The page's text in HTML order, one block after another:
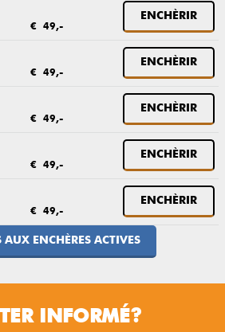
€ 49,-
ENCHÈRIR
€ 49,-
ENCHÈRIR
€ 49,-
ENCHÈRIR
€ 49,-
ENCHÈRIR
€ 49,-
ENCHÈRIR
AUX ENCHÈRES ACTIVES
INFORMÉ?